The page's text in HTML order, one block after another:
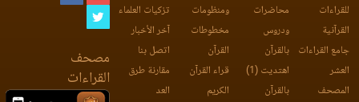
للقراءات
القرآنية
جامع القراءات
العشر
المصحف
محاضرات
ودروس
بالقرآن
اهتديت (1)
بالقرآن
ومنظومات
مخطوطات
القرآن
قراء القرآن
الكريم
تزكيات العلماء
آخر الأخبار
اتصل بنا
مقارنة طرق
العد
مصحف
القراءات